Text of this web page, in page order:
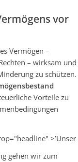
vor
Vermögen –
– wirksam und
zu schützen.
Vorteile zu
>’Unser
gehen wir zum